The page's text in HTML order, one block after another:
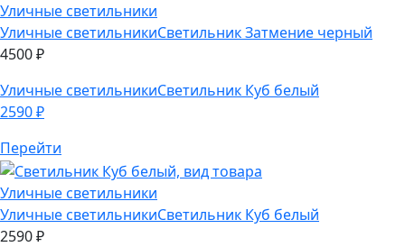
Уличные светильники
Уличные светильникиСветильник Затмение черный
4500₽
Уличные светильникиСветильник Куб белый
2590₽
Перейти
Уличные светильники
Уличные светильникиСветильник Куб белый
2590₽